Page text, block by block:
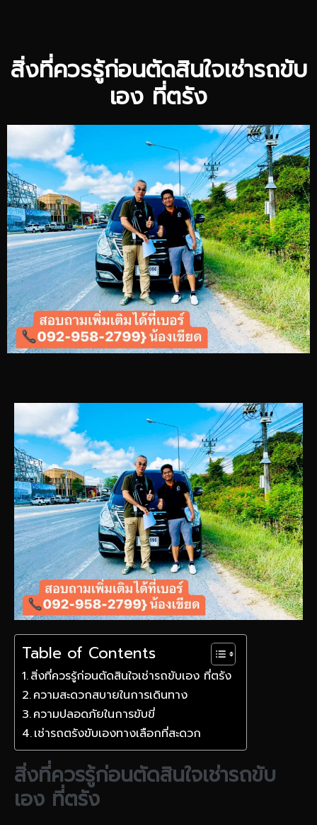
สิ่งที่ควรรู้ก่อนตัดสินใจเช่ารถขับ
เอง ที่ตรัง
Table of Contents
สิ่งที่ควรรู้ก่อนตัดสินใจเช่ารถขับเอง ที่ตรัง
ความสะดวกสบายในการเดินทาง
ความปลอดภัยในการขับขี่
เช่ารถตรังขับเองทางเลือกที่สะดวก
สิ่งที่ควรรู้ก่อนตัดสินใจเช่ารถขับ
เอง ที่ตรัง